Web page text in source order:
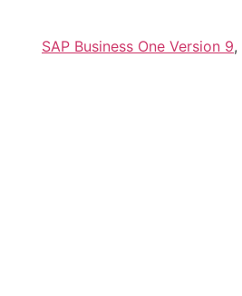
SAP Business One Version 9,